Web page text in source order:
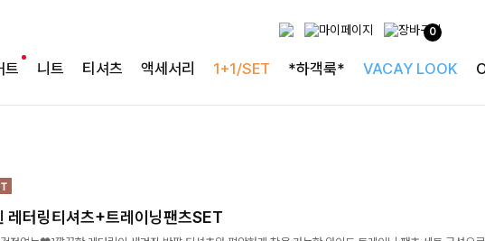
0
트 니트 티셔츠 액세서리 1+1/SET *하객룩* VACAY LOOK
레터링티셔츠+트레이닝팬츠SET